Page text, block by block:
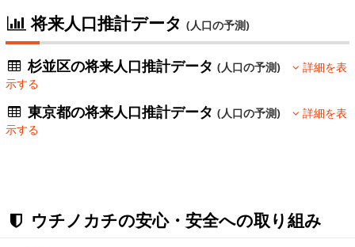
将来人口推計データ (人口の予測)
杉並区の将来人口推計データ(人口の予測)
詳細を表
示する
東京都の将来人口推計データ(人口の予測)
詳細を表
示する
ウチノカチの安心・安全への取り組み